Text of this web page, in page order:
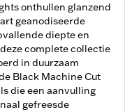
onthullen glanzend
geanodiseerde
diepte en
complete collectie
in duurzaam
Black Machine Cut
die een aanvulling
gefreesde